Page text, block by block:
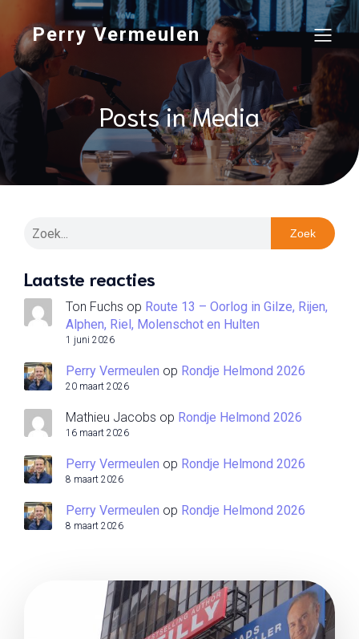
Perry Vermeulen
Posts in Media
Zoek
Laatste reacties
Ton Fuchs op Route 13 – Oorlog in Gilze, Rijen,
Alphen, Riel, Molenschot en Hulten
1 juni 2026
Perry Vermeulen op Rondje Helmond 2026
20 maart 2026
Mathieu Jacobs op Rondje Helmond 2026
16 maart 2026
Perry Vermeulen op Rondje Helmond 2026
8 maart 2026
Perry Vermeulen op Rondje Helmond 2026
8 maart 2026